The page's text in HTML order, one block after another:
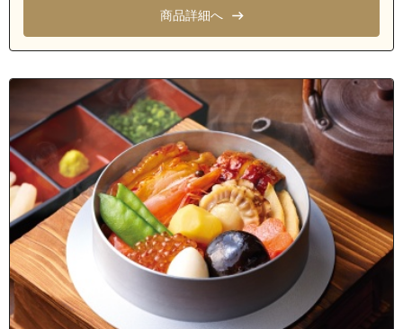
商品詳細へ